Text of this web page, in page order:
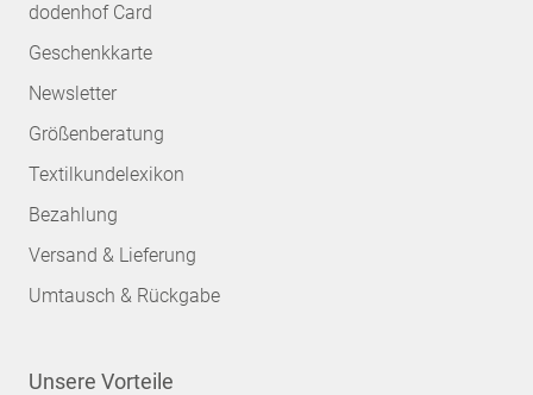
dodenhof Card
Geschenkkarte
Newsletter
Größenberatung
Textilkundelexikon
Bezahlung
Versand & Lieferung
Umtausch & Rückgabe
Unsere Vorteile